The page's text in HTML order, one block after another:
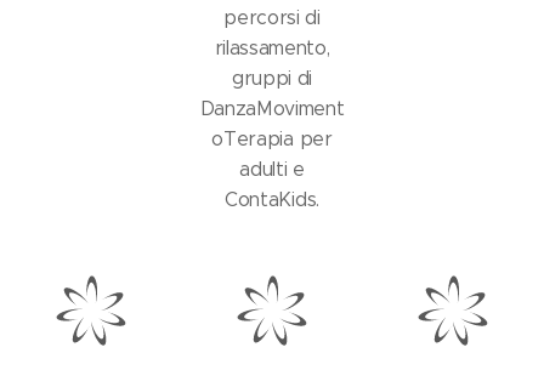
percorsi di
rilassamento,
gruppi di
DanzaMoviment
oTerapia per
adulti e
ContaKids.